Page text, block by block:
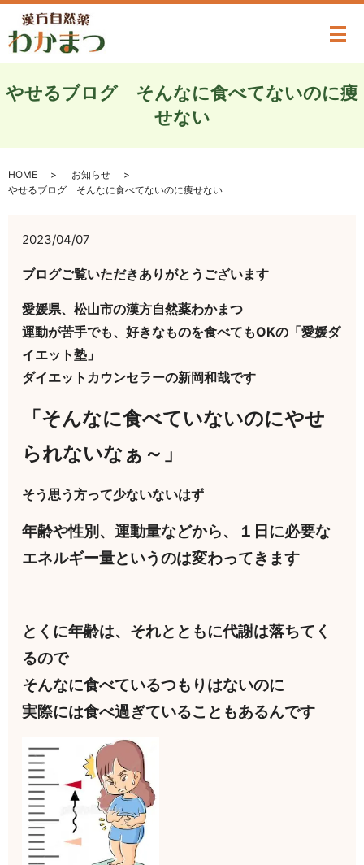
メ
やせるブログ そんなに食べてないのに痩
せない
HOME
お知らせ
やせるブログ そんなに食べてないのに痩せない
2023/04/07
ブログご覧いただきありがとうございます
愛媛県、松山市の漢方自然薬わかまつ
運動が苦手でも、好きなものを食べてもOKの「愛媛ダ
イエット塾」
ダイエットカウンセラーの新岡和哉です
「そんなに食べていないのにやせ
られないなぁ～」
そう思う方って少ないないはず
年齢や性別、運動量などから、１日に必要な
エネルギー量というのは変わってきます
とくに年齢は、それとともに代謝は落ちてく
るので
そんなに食べているつもりはないのに
実際には食べ過ぎていることもあるんです